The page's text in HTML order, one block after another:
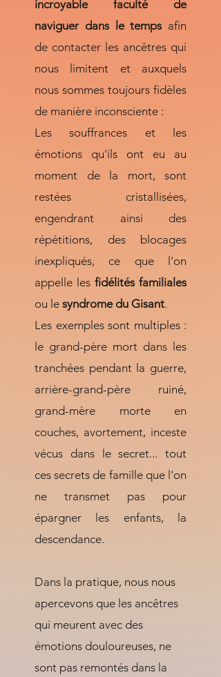
incroyable faculté de
naviguer dans le temps afin
de contacter les ancêtres qui
nous limitent et auxquels
nous sommes toujours fidèles
de manière inconsciente :
Les souffrances et les
émotions qu'ils ont eu au
moment de la mort, sont
restées cristallisées,
engendrant ainsi des
répétitions, des blocages
inexpliqués, ce que l'on
appelle les fidélités familiales
ou le syndrome du Gisant.
Les exemples sont multiples :
le grand-père mort dans les
tranchées pendant la guerre,
arrière-grand-père ruiné,
grand-mère morte en
couches, avortement, inceste
vécus dans le secret... tout
ces secrets de famille que l'on
ne transmet pas pour
épargner les enfants, la
descendance.
Dans la pratique, nous nous
apercevons que les ancêtres
qui meurent avec des
émotions douloureuses, ne
sont pas remontés dans la